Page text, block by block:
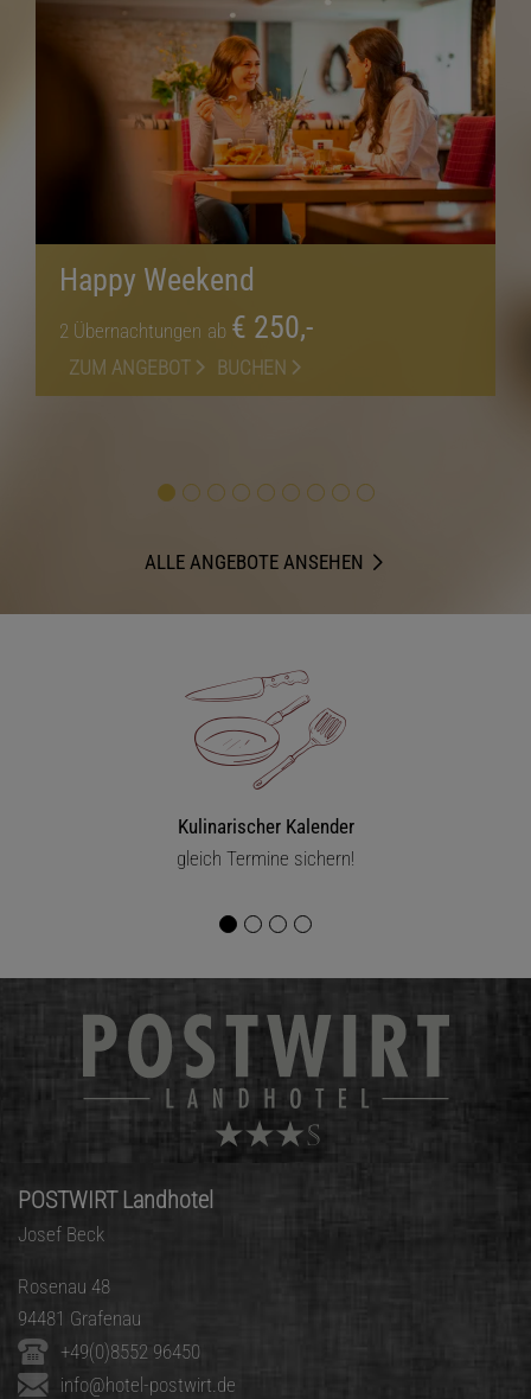
Happy Weekend
2 Übernachtungen ab € 250,-
ZUM ANGEBOT BUCHEN
ALLE ANGEBOTE ANSEHEN
Kulinarischer Kalender
gleich Termine sichern!
POSTWIRT Landhotel
Josef Beck
Rosenau 48
94481 Grafenau
+49(0)8552 96450
info@hotel-postwirt.de